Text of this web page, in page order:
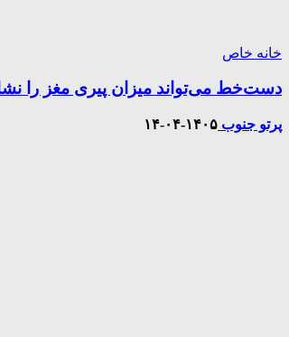
خانه خاص
دست‌خط می‌تواند میزان پیری مغز را
پرتو جنوب ۱۴۰۵-۰۴-۱۴